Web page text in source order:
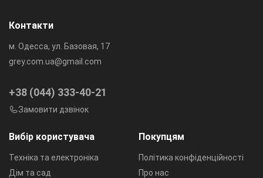
Вибір користувача
Техніка та електроніка
Дім та сад
Покупцям
Політика конфіденційності
Про нас
Контакти
м. Одесса, ул. Базовая, 17
grey.com.ua@gmail.com
+38 (044) 333-40-21
Замовити дзвінок